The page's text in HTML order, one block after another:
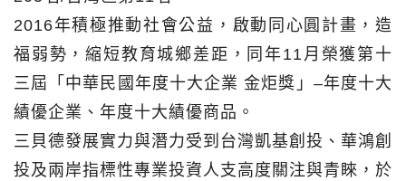
2016年積極推動社會公益，啟動同心圓計畫，造
福弱勢，縮短教育城鄉差距，同年11月榮獲第十
三屆「中華民國年度十大企業 金炬獎」–年度十大
績優企業、年度十大績優商品。
三貝德發展實力與潛力受到台灣凱基創投、華鴻創
投及兩岸指標性專業投資人支高度關注與青睞，於